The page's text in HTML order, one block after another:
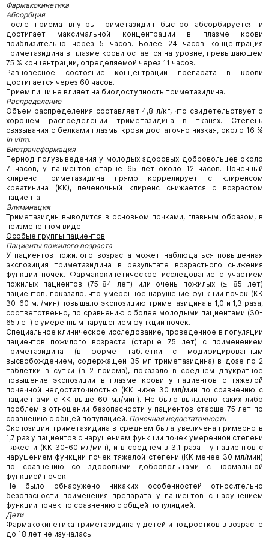
Фармакокинетика
Абсорбция
После приема внутрь триметазидин быстро абсорбируется и
достигает максимальной концентрации в плазме крови
приблизительно через 5 часов. Более 24 часов концентрация
триметазидина в плазме крови остается на уровне, превышающем
75 % концентрации, определяемой через 11 часов.
Равновесное состояние концентрации препарата в крови
достигается через 60 часов.
Прием пищи не влияет на биодоступность триметазидина.
Распределение
Объем распределения составляет 4,8 л/кг, что свидетельствует о
хорошем распределении триметазидина в тканях. Степень
связывания с белками плазмы крови достаточно низкая, около 16 %
in vitro.
Биотрансформация
Период полувыведения у молодых здоровых добровольцев около
7 часов, у пациентов старше 65 лет около 12 часов. Почечный
клиренс триметазидина прямо коррелирует с клиренсом
креатинина (КК), печеночный клиренс снижается с возрастом
пациента.
Элиминация
Триметазидин выводится в основном почками, главным образом, в
неизмененном виде.
Особые группы пациентов
Пациенты пожилого возраста
У пациентов пожилого возраста может наблюдаться повышенная
экспозиция триметазидина в результате возрастного снижения
функции почек. Фармакокинетическое исследование с участием
пожилых пациентов (75-84 лет) или очень пожилых (≥ 85 лет)
пациентов, показало, что умеренное нарушение функции почек (КК
30-60 мл/мин) повышало экспозицию триметазидина в 1,0 и 1,3 раза,
соответственно, по сравнению с более молодыми пациентами (30-
65 лет) с умеренным нарушением функции почек.
Специальное клиническое исследование, проведенное в популяции
пациентов пожилого возраста (старше 75 лет) с применением
триметазидина (в форме таблетки с модифицированным
высвобождением, содержащей 35 мг триметазидина) в дозе по 2
таблетки в сутки (в 2 приема), показало в среднем двукратное
повышение экспозиции в плазме крови у пациентов с тяжелой
почечной недостаточностью (КК ниже 30 мл/мин по сравнению с
пациентами с КК выше 60 мл/мин). Не было выявлено каких-либо
проблем в отношении безопасности у пациентов старше 75 лет по
сравнению с общей популяцией. Почечная недостаточность
Экспозиция триметазидина в среднем была увеличена примерно в
1,7 раз у пациентов с нарушением функции почек умеренной степени
тяжести (КК 30-60 мл/мин), и в среднем в 3,1 раза - у пациентов с
нарушением функции почек тяжелой степени (КК менее 30 мл/мин)
по сравнению со здоровыми добровольцами с нормальной
функцией почек.
Не было обнаружено никаких особенностей относительно
безопасности применения препарата у пациентов с нарушением
функции почек по сравнению с общей популяцией.
Дети
Фармакокинетика триметазидина у детей и подростков в возрасте
до 18 лет не изучалась.